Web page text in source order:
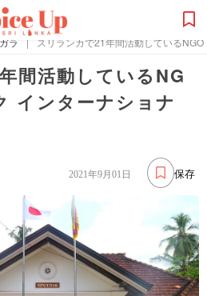
ラ | スリランカで21年間活動している
間活動しているNG
インターナショナ
保存
2021年9月01日